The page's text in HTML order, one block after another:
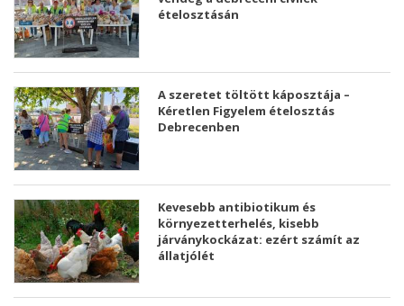
ételosztásán
A szeretet töltött káposztája –
Kéretlen Figyelem ételosztás
Debrecenben
Kevesebb antibiotikum és
környezetterhelés, kisebb
járványkockázat: ezért számít az
állatjólét